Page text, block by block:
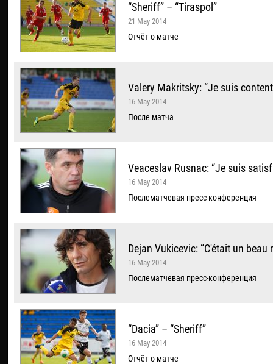
“Sheriff” – “Tiraspol”
21 May 2014
Отчёт о матче
Valery Makritsky: “Je suis
16 May 2014
После матча
Veaceslav Rusnac: “Je suis
16 May 2014
Послематчевая пресс-конференция
Dejan Vukicevic: “C'était un beau
16 May 2014
Послематчевая пресс-конференция
“Dacia” – “Sheriff”
16 May 2014
Отчёт о матче